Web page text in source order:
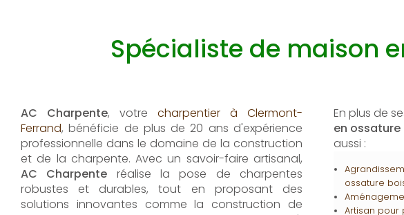
Spécialiste de maison
AC Charpente, votre charpentier à Clermont-
Ferrand, bénéficie de plus de 20 ans d'expérience
professionnelle dans le domaine de la construction
et de la charpente. Avec un savoir-faire artisanal,
AC Charpente réalise la pose de charpentes
robustes et durables, tout en proposant des
solutions innovantes comme la construction de
En plus de
en
aussi :
ossature
Artisan pour